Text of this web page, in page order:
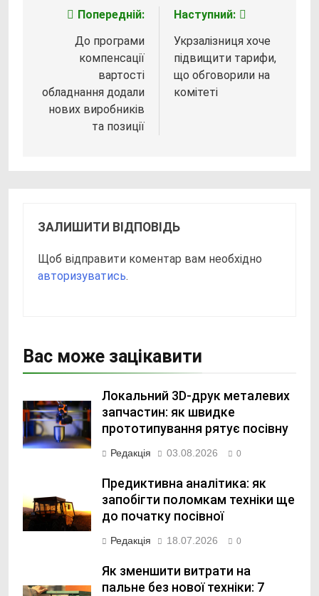
Навігація
записів
Попередній:
До програми
компенсації
вартості
обладнання додали
нових виробників
та позиції
Наступний:
Укрзалізниця хоче
підвищити тарифи,
що обговорили на
комітеті
ЗАЛИШИТИ ВІДПОВІДЬ
Щоб відправити коментар вам необхідно
авторизуватись.
Вас може зацікавити
Локальний 3D-друк металевих
запчастин: як швидке
прототипування рятує посівну
Редакція 03.08.2026 0
Предиктивна аналітика: як
запобігти поломкам техніки ще
до початку посівної
Редакція 18.07.2026 0
Як зменшити витрати на
пальне без нової техніки: 7